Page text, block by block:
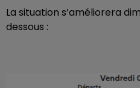
La situation s’améliorera
dessous :